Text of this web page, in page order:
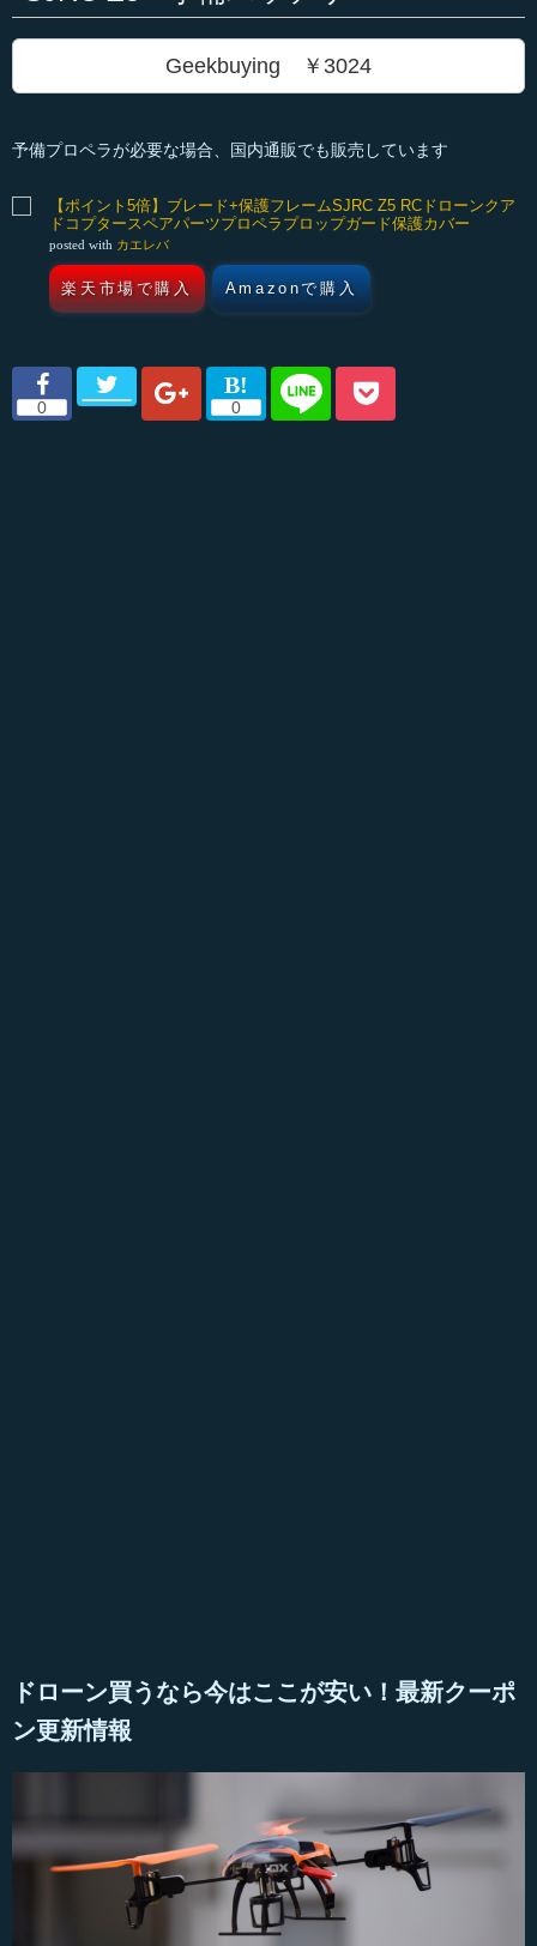
Geekbuying ￥3024
予備プロペラが必要な場合、国内通販でも販売しています
【ポイント5倍】ブレード+保護フレームSJRC Z5 RCドローンクア
ドコプタースペアパーツプロペラプロップガード保護カバー
posted with カエレバ
楽天市場で購入 Amazonで購入
ドローン買うなら今はここが安い！最新クーポ
ン更新情報